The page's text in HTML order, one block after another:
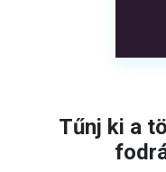
Tűnj ki a